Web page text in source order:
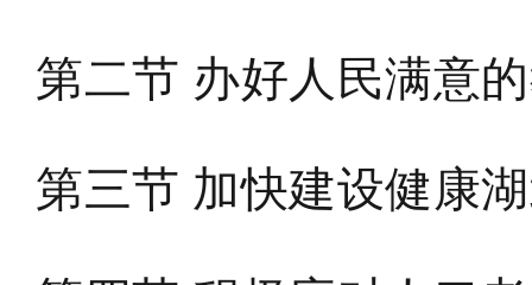
第二节 办好人民满意
第三节 加快建设健康